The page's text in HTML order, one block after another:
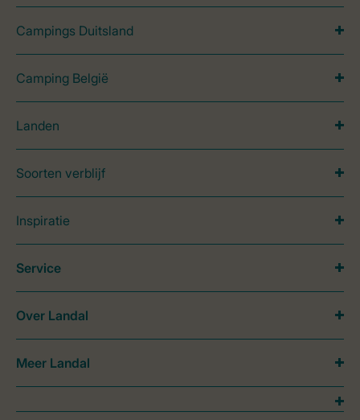
Campings Duitsland
Camping België
Landen
Soorten verblijf
Inspiratie
Service
Over Landal
Meer Landal